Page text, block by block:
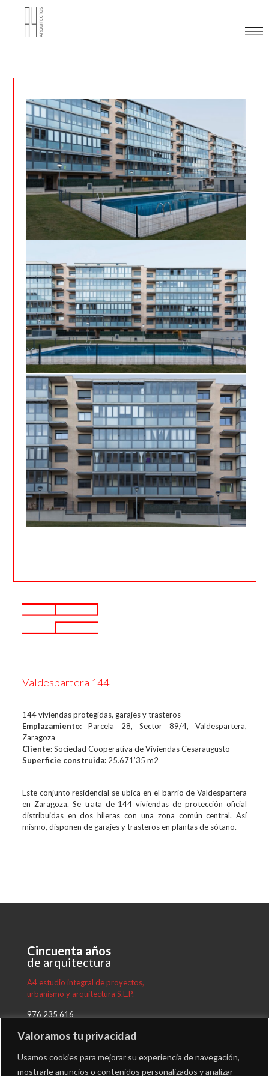
Valoramos tu privacidad
Usamos cookies para mejorar su experiencia de navegación,
mostrarle anuncios o contenidos personalizados y analizar
Valdespartera 144
144 viviendas protegidas, garajes y trasteros
Emplazamiento:Parcela 28, Sector 89/4, Valdespartera,
Zaragoza
Cliente:Sociedad Cooperativa de Viviendas Cesaraugusto
Superficie construida:25.671’35 m2
Este conjunto residencial se ubica en el barrio de Valdespartera
en Zaragoza. Se trata de 144 viviendas de protección oficial
distribuidas en dos hileras con una zona común central. Así
mismo, disponen de garajes y trasteros en plantas de sótano.
Cincuenta años
de arquitectura
A4 estudio integral de proyectos,
urbanismo y arquitectura S.L.P.
976 235 616
Plaza Nuestra Señora del Carmen 8, 4º
Instagram-LinkedIn